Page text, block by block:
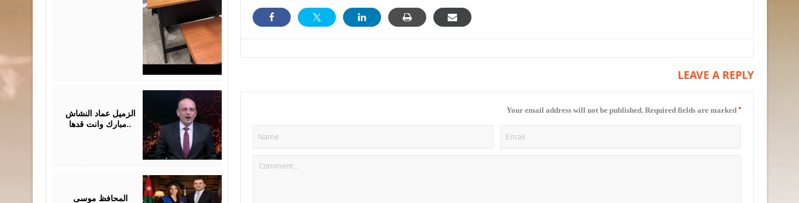
LEAVE A REPLY
Your email address will not be published. Required fields are marked *
الزميل عماد النشاش
..مبارك وانت قدها
المحافظ موسى